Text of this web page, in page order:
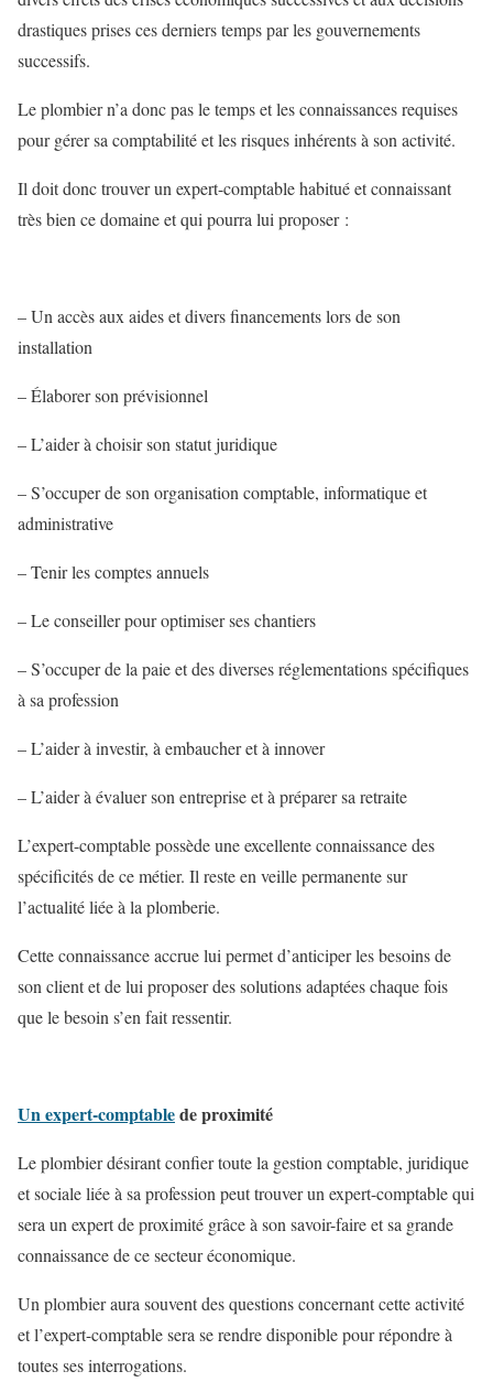
drastiques prises ces derniers temps par les gouvernements
successifs.
Le plombier n’a donc pas le temps et les connaissances requises
pour gérer sa comptabilité et les risques inhérents à son activité.
Il doit donc trouver un expert-comptable habitué et connaissant
très bien ce domaine et qui pourra lui proposer :
– Un accès aux aides et divers financements lors de son
installation
– Élaborer son prévisionnel
– L’aider à choisir son statut juridique
– S’occuper de son organisation comptable, informatique et
administrative
– Tenir les comptes annuels
– Le conseiller pour optimiser ses chantiers
– S’occuper de la paie et des diverses réglementations spécifiques
à sa profession
– L’aider à investir, à embaucher et à innover
– L’aider à évaluer son entreprise et à préparer sa retraite
L’expert-comptable possède une excellente connaissance des
spécificités de ce métier. Il reste en veille permanente sur
l’actualité liée à la plomberie.
Cette connaissance accrue lui permet d’anticiper les besoins de
son client et de lui proposer des solutions adaptées chaque fois
que le besoin s’en fait ressentir.
Un expert-comptablede proximité
Le plombier désirant confier toute la gestion comptable, juridique
et sociale liée à sa profession peut trouver un expert-comptable qui
sera un expert de proximité grâce à son savoir-faire et sa grande
connaissance de ce secteur économique.
Un plombier aura souvent des questions concernant cette activité
et l’expert-comptable sera se rendre disponible pour répondre à
toutes ses interrogations.